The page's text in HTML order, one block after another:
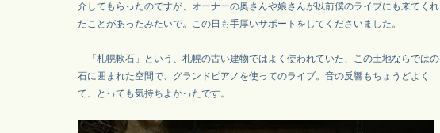
介してもらったのですが、オーナーの奥さんや娘さんが以前僕のライブにも来てくれ
たことがあったみたいで。この日も手厚いサポートをしてくださいました。
「札幌軟石」という、札幌の古い建物ではよく使われていた、この土地ならではの
石に囲まれた空間で、グランドピアノを使ってのライブ。音の反響もちょうどよく
て、とっても気持ちよかったです。